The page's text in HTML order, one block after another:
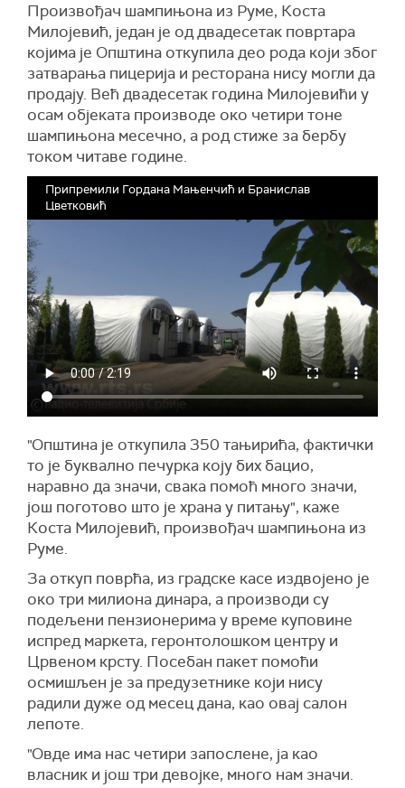
Произвођач шампињона из Руме, Коста
Милојевић, један је од двадесетак повртара
којима је Општина откупила део рода који због
затварања пицерија и ресторана нису могли да
продају. Већ двадесетак година Милојевићи у
осам објеката производе око четири тоне
шампињона месечно, а род стиже за бербу
током читаве године.
Припремили Гордана Мањенчић и Бранислав
Цветковић
"Општина је откупила 350 тањирића, фактички
то је буквално печурка коју бих бацио,
наравно да значи, свака помоћ много значи,
још поготово што је храна у питању", каже
Коста Милојевић, произвођач шампињона из
Руме.
За откуп поврћа, из градске касе издвојено је
око три милиона динара, а производи су
подељени пензионерима у време куповине
испред маркета, геронтолошком центру и
Црвеном крсту. Посебан пакет помоћи
осмишљен је за предузетнике који нису
радили дуже од месец дана, као овај салон
лепоте.
"Овде има нас четири запослене, ја као
власник и још три девојке, много нам значи.